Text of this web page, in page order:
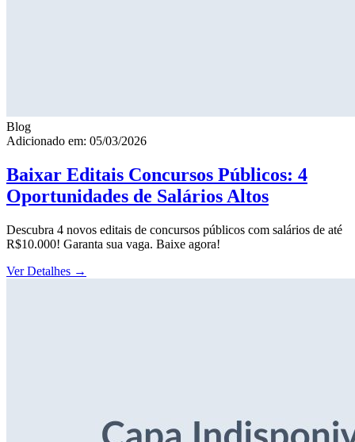
Blog
Adicionado em: 05/03/2026
Baixar Editais Concursos Públicos: 4
Oportunidades de Salários Altos
Descubra 4 novos editais de concursos públicos com salários de até
R$10.000! Garanta sua vaga. Baixe agora!
Ver Detalhes →